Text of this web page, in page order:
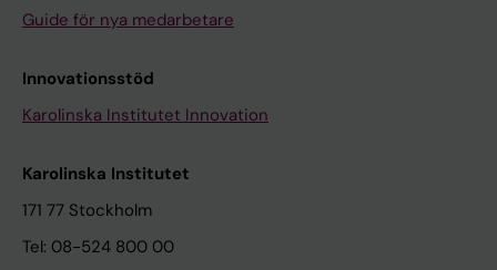
Guide för nya medarbetare
Innovationsstöd
Karolinska Institutet Innovation
Karolinska Institutet
171 77 Stockholm
Tel: 08-524 800 00